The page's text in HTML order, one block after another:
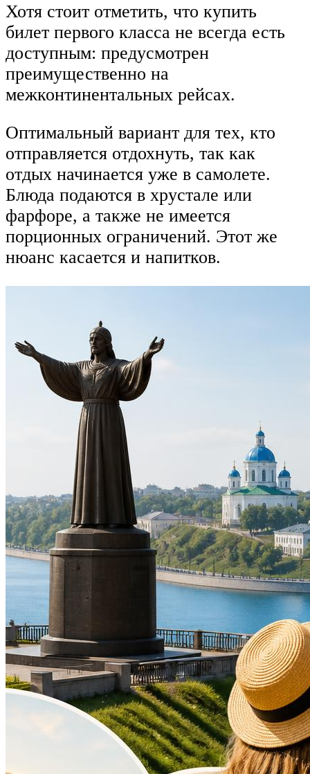
Хотя стоит отметить, что купить
билет первого класса не всегда есть
доступным: предусмотрен
преимущественно на
межконтинентальных рейсах.
Оптимальный вариант для тех, кто
отправляется отдохнуть, так как
отдых начинается уже в самолете.
Блюда подаются в хрустале или
фарфоре, а также не имеется
порционных ограничений. Этот же
нюанс касается и напитков.